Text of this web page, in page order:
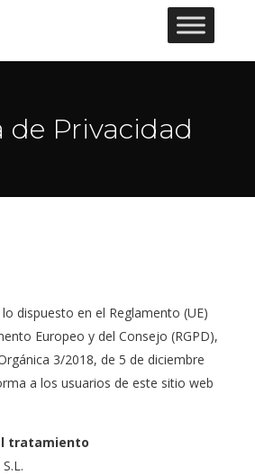
de Privacidad
dispuesto en el Reglamento (UE)
Europeo y del Consejo (RGPD),
3/2018, de 5 de diciembre
a los usuarios de este sitio web
tratamiento